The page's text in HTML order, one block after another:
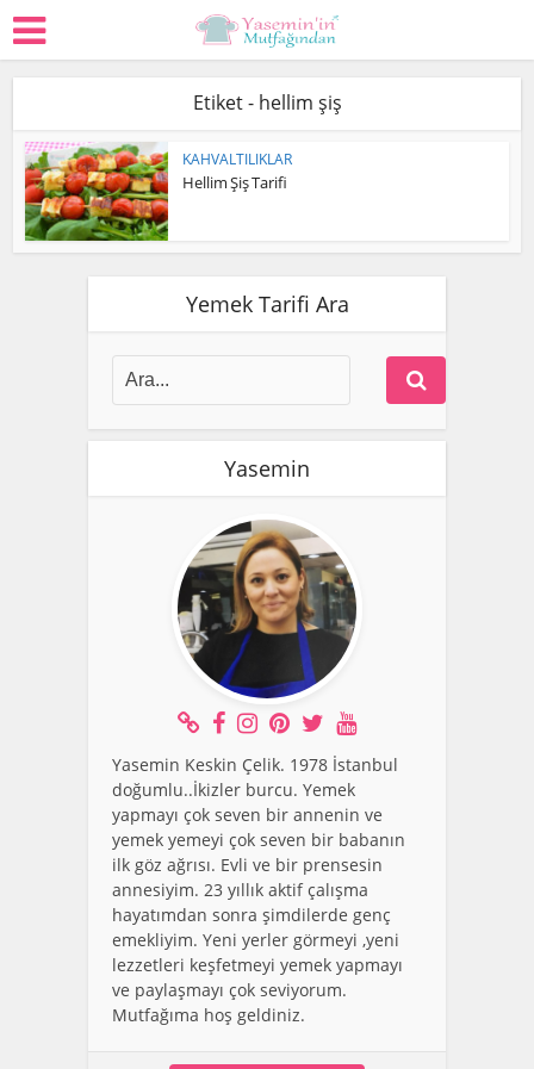
Etiket - hellim şiş
KAHVALTILIKLAR
Hellim Şiş Tarifi
Yemek Tarifi Ara
Yasemin
Yasemin Keskin Çelik. 1978 İstanbul
doğumlu..İkizler burcu. Yemek
yapmayı çok seven bir annenin ve
yemek yemeyi çok seven bir babanın
ilk göz ağrısı. Evli ve bir prensesin
annesiyim. 23 yıllık aktif çalışma
hayatımdan sonra şimdilerde genç
emekliyim. Yeni yerler görmeyi ,yeni
lezzetleri keşfetmeyi yemek yapmayı
ve paylaşmayı çok seviyorum.
Mutfağıma hoş geldiniz.